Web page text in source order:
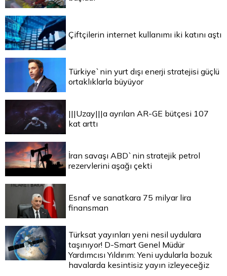
Çiftçilerin internet kullanımı iki katını aştı
Türkiye`nin yurt dışı enerji stratejisi güçlü
ortaklıklarla büyüyor
|||Uzay|||a ayrılan AR-GE bütçesi 107
kat arttı
İran savaşı ABD`nin stratejik petrol
rezervlerini aşağı çekti
Esnaf ve sanatkara 75 milyar lira
finansman
Türksat yayınları yeni nesil uydulara
taşınıyor! D-Smart Genel Müdür
Yardımcısı Yıldırım: Yeni uydularla bozuk
havalarda kesintisiz yayın izleyeceğiz